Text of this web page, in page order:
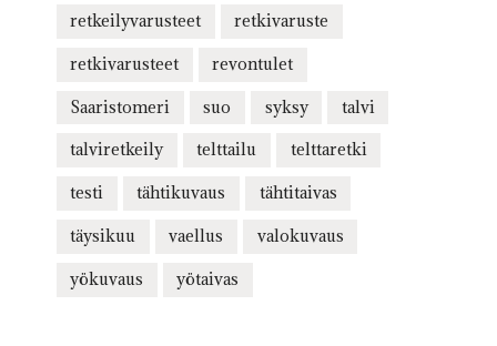
retkeilyvarusteet retkivaruste
retkivarusteet revontulet
Saaristomeri suo syksy talvi
talviretkeily telttailu telttaretki
testi tähtikuvaus tähtitaivas
täysikuu vaellus valokuvaus
yökuvaus yötaivas